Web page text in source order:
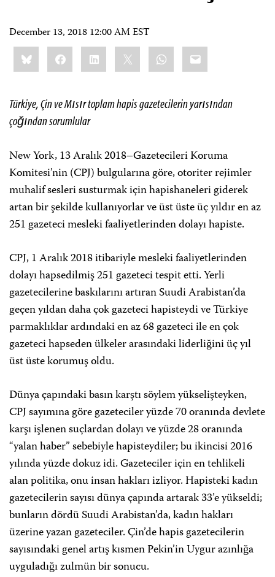
December 13, 2018 12:00 AM EST
Share
this:BlueskyFacebookLinkedIn WhatsApp
Email
Türkiye, Çin ve Mısır toplam hapis gazetecilerin yarısından
çoğından sorumlular
New York, 13 Aralık 2018–Gazetecileri Koruma
Komitesi’nin (CPJ) bulgularına göre, otoriter rejimler
muhalif sesleri susturmak için hapishaneleri giderek
artan bir şekilde kullanıyorlar ve üst üste üç yıldır en az
251 gazeteci mesleki faaliyetlerinden dolayı hapiste.
CPJ, 1 Aralık 2018 itibariyle mesleki faaliyetlerinden
dolayı hapsedilmiş 251 gazeteci tespit etti. Yerli
gazetecilerine baskılarını artıran Suudi Arabistan’da
geçen yıldan daha çok gazeteci hapisteydi ve Türkiye
parmaklıklar ardındaki en az 68 gazeteci ile en çok
gazeteci hapseden ülkeler arasındaki liderliğini üç yıl
üst üste korumuş oldu.
Dünya çapındaki basın karştı söylem yükselişteyken,
CPJ sayımına göre gazeteciler yüzde 70 oranında devlete
karşı işlenen suçlardan dolayı ve yüzde 28 oranında
“yalan haber” sebebiyle hapisteydiler; bu ikincisi 2016
yılında yüzde dokuz idi. Gazeteciler için en tehlikeli
alan politika, onu insan hakları izliyor. Hapisteki kadın
gazetecilerin sayısı dünya çapında artarak 33’e yükseldi;
bunların dördü Suudi Arabistan’da, kadın hakları
üzerine yazan gazeteciler. Çin’de hapis gazetecilerin
sayısındaki genel artış kısmen Pekin’in Uygur azınlığa
uyguladığı zulmün bir sonucu.